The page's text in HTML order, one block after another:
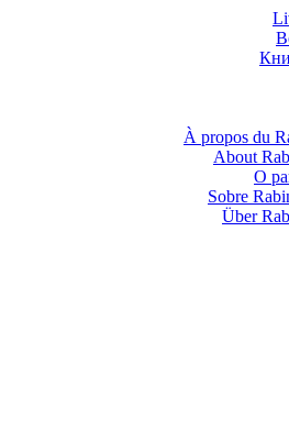
À propos du
About
О
Sobre
Über